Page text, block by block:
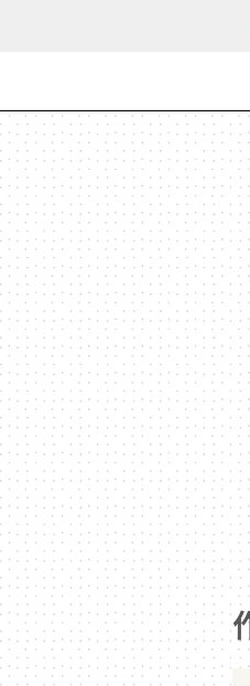
Paradaily -